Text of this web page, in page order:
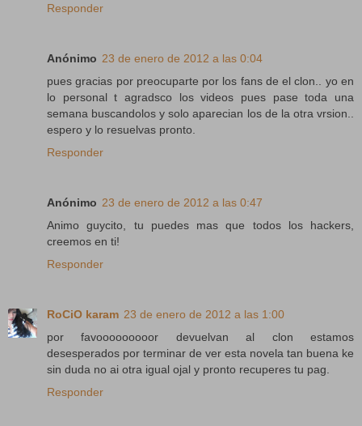
Responder
Anónimo 23 de enero de 2012 a las 0:04
pues gracias por preocuparte por los fans de el clon.. yo en
lo personal t agradsco los videos pues pase toda una
semana buscandolos y solo aparecian los de la otra vrsion..
espero y lo resuelvas pronto.
Responder
Anónimo 23 de enero de 2012 a las 0:47
Animo guycito, tu puedes mas que todos los hackers,
creemos en ti!
Responder
RoCiO karam 23 de enero de 2012 a las 1:00
por favooooooooor devuelvan al clon estamos
desesperados por terminar de ver esta novela tan buena ke
sin duda no ai otra igual ojal y pronto recuperes tu pag.
Responder